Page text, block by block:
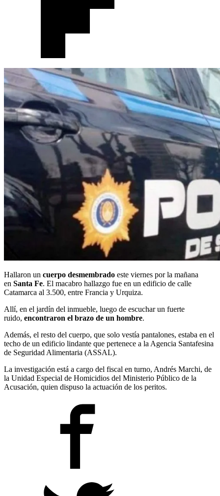
Hallaron un cuerpo desmembrado este viernes por la mañana
en Santa Fe. El macabro hallazgo fue en un edificio de calle
Catamarca al 3.500, entre Francia y Urquiza.
Allí, en el jardín del inmueble, luego de escuchar un fuerte
ruido, encontraron el brazo de un hombre.
Además, el resto del cuerpo, que solo vestía pantalones, estaba en el
techo de un edificio lindante que pertenece a la Agencia Santafesina
de Seguridad Alimentaria (ASSAL).
La investigación está a cargo del fiscal en turno, Andrés Marchi, de
la Unidad Especial de Homicidios del Ministerio Público de la
Acusación, quien dispuso la actuación de los peritos.